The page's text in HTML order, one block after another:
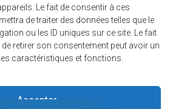
Le fait de consentir à ces
de traiter des données telles que le
ou les ID uniques sur ce site. Le fait
retirer son consentement peut avoir un
caractéristiques et fonctions.
Accepter